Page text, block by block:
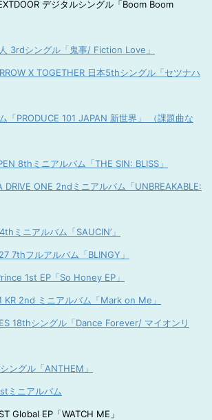
デジタルシングル「Boom Boom
3rdシングル「鬼事/ Fiction Love」
X TOGETHER 日本5thシングル「セツナハ
「PRODUCE 101 JAPAN 新世界」 （課題曲な
8thミニアルバム「THE SIN: BLISS」
DRIVE ONE 2ndミニアルバム「UNBREAKABLE:
ミニアルバム「SAUCIN’」
7thフルアルバム「BLINGY」
1st EP「So Honey EP」
KR 2nd ミニアルバム「Mark on Me」
18thシングル「Dance Forever/ マイオンリ
ングル「ANTHEM」
ミニアルバム
Global EP「WATCH ME」